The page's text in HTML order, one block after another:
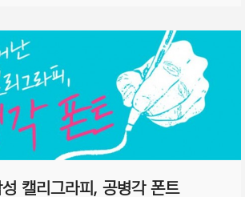
캘리그라피, 공병각 폰트